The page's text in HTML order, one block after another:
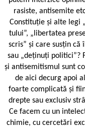
rasiste, antisemite
Constituție și alte legi
tului”, „libertatea
scris” și care susțin
sau „deținuți politici”?
și antisemitismul sunt
de aici decurg apoi
foarte complicată și
drepte sau exclusiv
Ce facem cu un
chimie, cu cercetări